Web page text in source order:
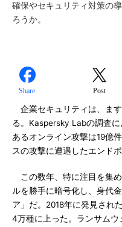
確保やセキュリティ対策の
ろうか。
Share Post
企業セキュリティは、ま
る。Kaspersky Labの調査
あるオンライン攻撃は19億
スの攻撃に遭遇したエンド
この数年、特に注目を集
ルを勝手に暗号化し、身代
ア」だ。2018年に発見され
4万種に上った。ランサム